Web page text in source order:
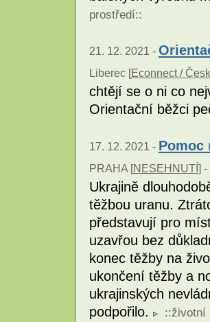
prostředí::
21. 12. 2021 -
Liberec [Econnect /
chtějí se o ni co
Orientační běžci
17. 12. 2021 - Pomoc
PRAHA [NESEHNUTÍ ] -
Ukrajině
těžbou uranu.
představují pro
uzavřou bez
konec těžby na
ukončení těžby a
ukrajinských
podpořilo.
::životní